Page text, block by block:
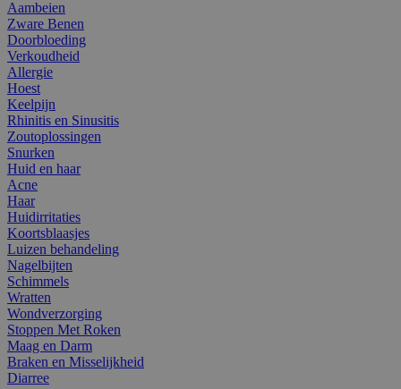
Aambeien
Zware Benen
Doorbloeding
Verkoudheid
Allergie
Hoest
Keelpijn
Rhinitis en Sinusitis
Zoutoplossingen
Snurken
Huid en haar
Acne
Haar
Huidirritaties
Koortsblaasjes
Luizen behandeling
Nagelbijten
Schimmels
Wratten
Wondverzorging
Stoppen Met Roken
Maag en Darm
Braken en Misselijkheid
Diarree